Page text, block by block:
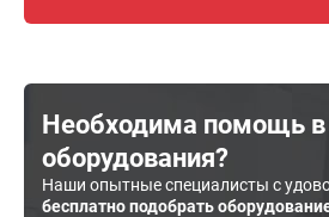
Необходима помощь в
оборудования?
Наши опытные специалисты с
бесплатно подобрать